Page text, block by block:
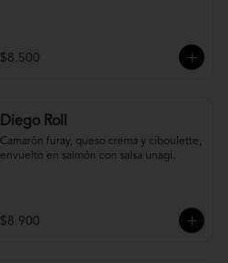
$8.500
Diego Roll
Camarón furay, queso crema y ciboulette,
envuelto en salmón con salsa unagi.
$8.900